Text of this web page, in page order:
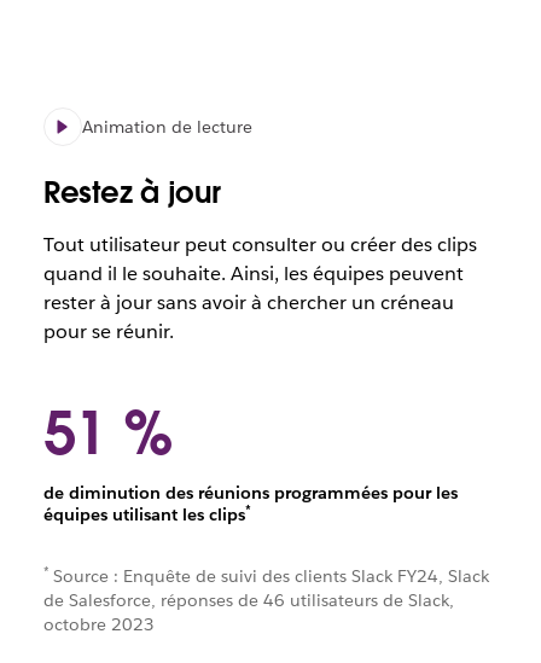
Animation de lecture
Restez à jour
Tout utilisateur peut consulter ou créer des clips
quand il le souhaite. Ainsi, les équipes peuvent
rester à jour sans avoir à chercher un créneau
pour se réunir.
51 %
de diminution des réunions programmées pour les
équipes utilisant les clips*
* Source : Enquête de suivi des clients Slack FY24, Slack
de Salesforce, réponses de 46 utilisateurs de Slack,
octobre 2023